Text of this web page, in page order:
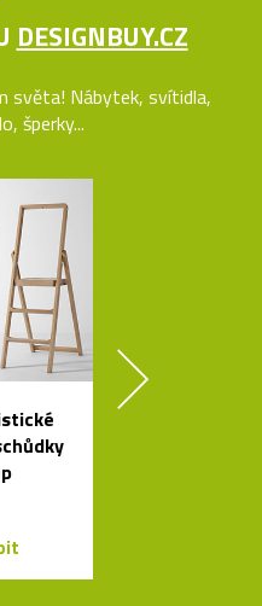
DESIGNBUY.CZ
světa! Nábytek, svítidla,
šperky...